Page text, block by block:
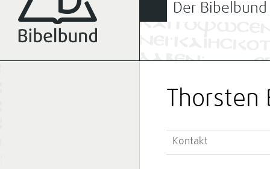
Der Bibelbund
Thorsten
Kontakt